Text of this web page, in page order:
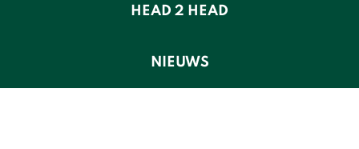
HEAD 2 HEAD
NIEUWS